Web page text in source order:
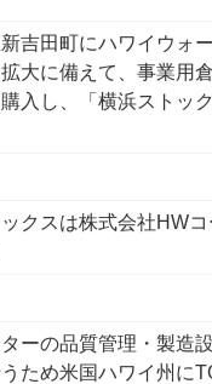
吉田町にハワイウォ
大に備えて、事業用
入し、「横浜ストッ
クスは株式会社HWコ
ーの品質管理・製造
ため米国ハワイ州に